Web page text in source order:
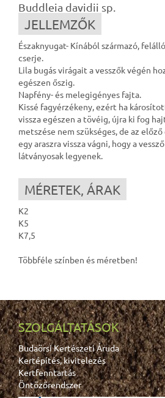
Buddleia davidii sp.
JELLEMZŐK
Északnyugat- Kínából származó,
cserje.
Lila bugás virágait a vesszők végén
egészen őszig.
Napfény- és melegigényes fajta.
Kissé fagyérzékeny, ezért ha
vissza egészen a tövéig, újra ki fog
metszése nem szükséges, de az
egy araszra vissza vágni, hogy a
látványosak legyenek.
MÉRETEK, ÁRAK
K2
K5
K7,5
Többféle színben és méretben!
SZOLGÁLTATÁSOK
Budaörsi Kertészeti Áruda
Kertépítés, kivitelezés
Kertfenntartás
Öntözőrendszer